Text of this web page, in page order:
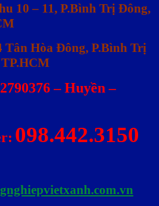
10 – 11, P.Bình Trị Đông,
Tân Hòa Đông, P.Bình Trị
– Huyền –
098.442.3150